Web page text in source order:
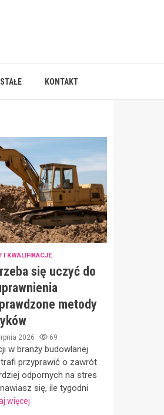
KONTAKT
I KWALIFIKACJE
się uczyć do
metody
2026 69
w branży budowlanej
przyprawić o zawrót
odpornych na stres
się, ile tygodni
więcej